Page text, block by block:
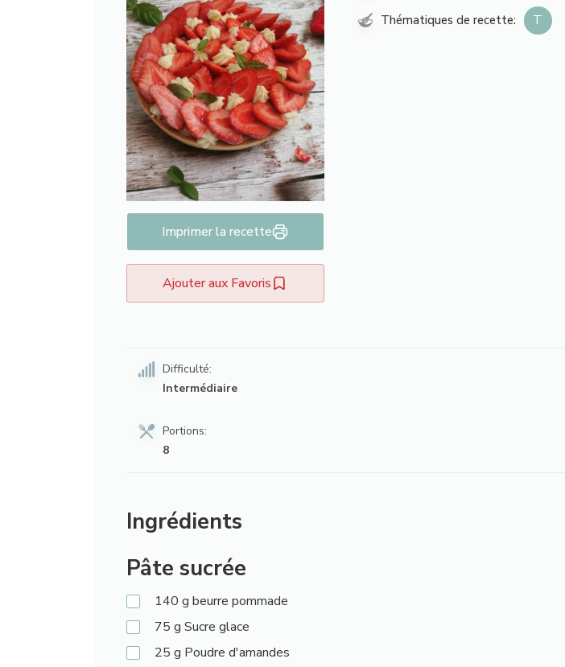
Imprimer la recette
Ajouter aux Favoris
Thématiques de recette: T
Difficulté:
Intermédiaire
Portions:
8
Ingrédients
Pâte sucrée
140 g beurre pommade
75 g Sucre glace
25 g Poudre d'amandes